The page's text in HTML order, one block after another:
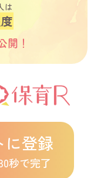
は
開！
に登録
秒で完了